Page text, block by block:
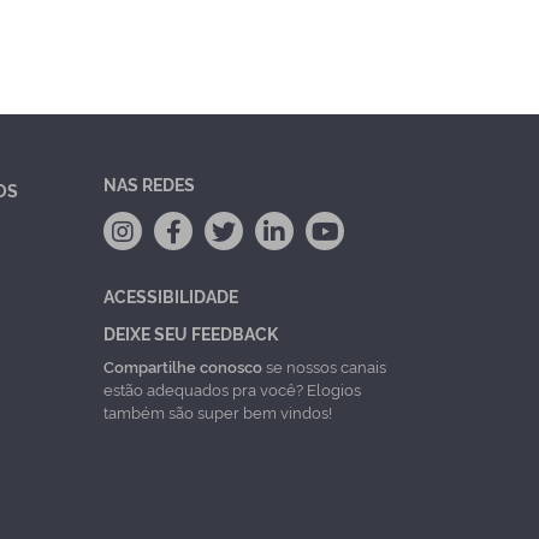
NAS REDES
ACESSIBILIDADE
DEIXE SEU FEEDBACK
Compartilhe conoscose nossos canais
estão adequados pra você? Elogios
também são super bem vindos!